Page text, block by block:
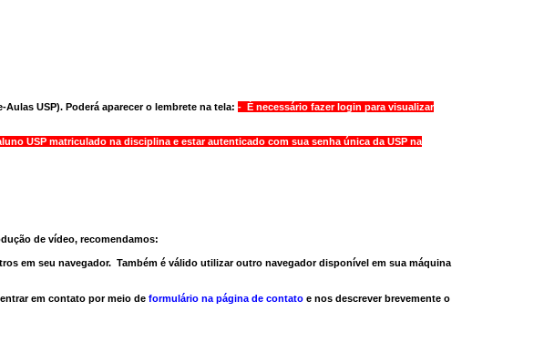
USP). Poderá aparecer o lembrete na tela: - É necessário fazer login para visualizar
USP matriculado na disciplina e estar autenticado com sua senha única da USP na
de vídeo, recomendamos:
em seu navegador. Também é válido utilizar outro navegadordisponível em sua máquina
em contato por meio de formulário na página de contato e nos descrever brevemente o